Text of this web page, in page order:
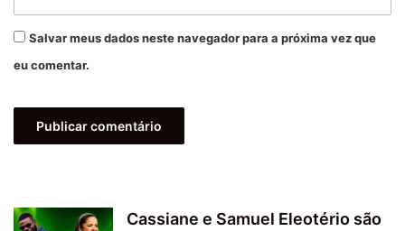
Salvar meus dados neste navegador para a próxima vez que
eu comentar.
Cassiane e Samuel Eleotério são